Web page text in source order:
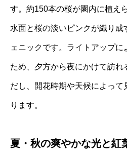
す。約150本の桜が園内に植え
水面と桜の淡いピンクが織り成
ェニックです。ライトアップに
ため、夕方から夜にかけて訪れ
だし、開花時期や天候によって
ります。
夏・秋の爽やかな光と紅